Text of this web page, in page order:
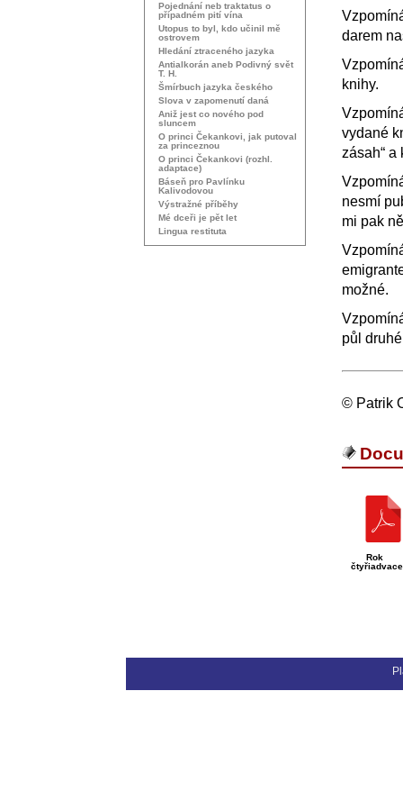
darem
knihy.
vydané
zásah“ a
nesmí
mi pak
možné.
půl
© Patrik
Rok
Pojednání neb traktatus o
případném pití vína
Utopus to byl, kdo učinil mě
ostrovem
Hledání ztraceného jazyka
Antialkorán aneb Podivný svět
T. H.
Šmírbuch jazyka českého
Slova v zapomenutí daná
Aniž jest co nového pod
sluncem
O princi Čekankovi, jak putoval
za princeznou
O princi Čekankovi (rozhl.
adaptace)
Báseň pro Pavlínku
Kalivodovou
Výstražné příběhy
Mé dceři je pět let
Lingua restituta